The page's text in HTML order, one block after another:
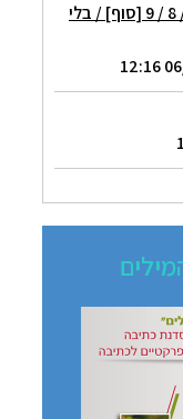
סיפורים מהגזוזטרה / ס.2 / 7 / 8 / 9 [סוף] / בלי